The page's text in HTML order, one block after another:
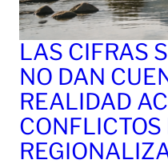
LAS CIFRAS
NO DAN
REALIDAD